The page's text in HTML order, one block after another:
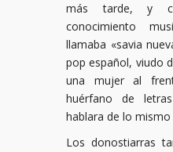
más tarde, y
conocimiento
llamaba «savia
pop español, viudo
una mujer al
huérfano de
hablara de lo
Los donostiarras